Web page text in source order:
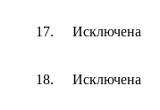
17. Исключена
18. Исключена